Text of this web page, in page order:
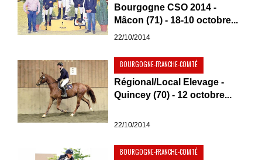
Bourgogne CSO 2014 -
Mâcon (71) - 18-10 octobre...
22/10/2014
BOURGOGNE-FRANCHE-COMTÉ
Régional/Local Elevage -
Quincey (70) - 12 octobre...
22/10/2014
BOURGOGNE-FRANCHE-COMTÉ